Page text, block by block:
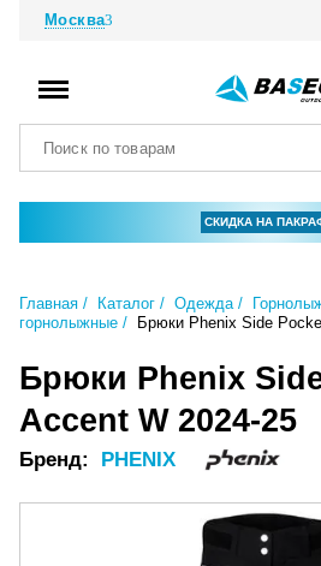
Москва
СКИДКА НА
Главная Каталог Одежда
горнолыжные
Брюки Phenix Side
Брюки Phenix
Accent W 2024-25
Бренд: PHENIX